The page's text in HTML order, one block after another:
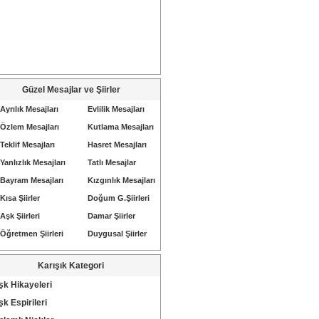
Güzel Mesajlar ve Şiirler
Ayrılık Mesajları
Özlem Mesajları
Teklif Mesajları
Yanlızlık Mesajları
Bayram Mesajları
Kısa Şiirler
Aşk Şiirleri
Öğretmen Şiirleri
Evlilik Mesajları
Kutlama Mesajları
Hasret Mesajları
Tatlı Mesajlar
Kızgınlık Mesajları
Doğum G.Şiirleri
Damar Şiirler
Duygusal Şiirler
Karışık Kategori
Hikayeleri
Espirileri